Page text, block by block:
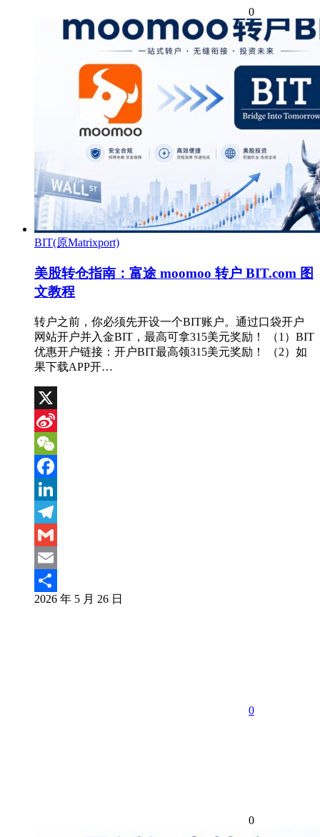
0
BIT(原Matrixport)
美股转仓指南：富途 moomoo 转户 BIT.com 图
文教程
转户之前，你必须先开设一个BIT账户。通过口袋开户
网站开户并入金BIT，最高可拿315美元奖励！ （1）BIT
优惠开户链接：开户BIT最高领315美元奖励！ （2）如
果下载APP开…
X
Sina
Weibo
WeChat
Facebook
LinkedIn
Telegram
Gmail
Email
分
2026 年 5 月 26 日
0
0